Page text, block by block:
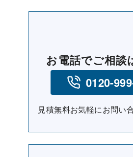
お電話でご相談
0120-
見積無料お気軽にお問い